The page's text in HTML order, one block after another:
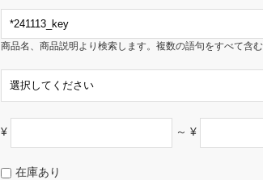
商品名、商品説明より検索します。複数の語句をすべて含
¥ ～ ¥
在庫あり